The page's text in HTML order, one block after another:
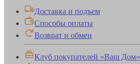
Доставка и подъем
Способы оплаты
Возврат и обмен
Клуб покупателей «Ваш Дом»